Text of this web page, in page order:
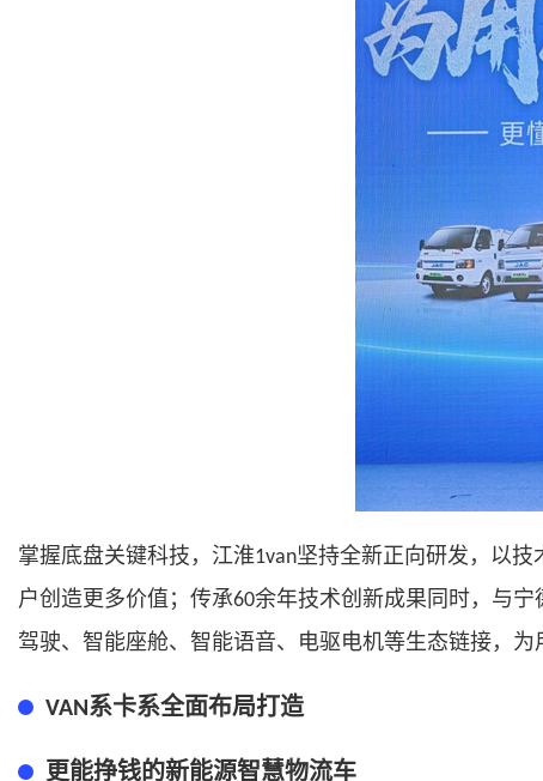
掌握底盘关键科技，江淮1van坚持全新正向研发，以
户创造更多价值；传承60余年技术创新成果同时，与
驾驶、智能座舱、智能语音、电驱电机等生态链接，
VAN系卡系全面布局打造
更能挣钱的新能源智慧物流车